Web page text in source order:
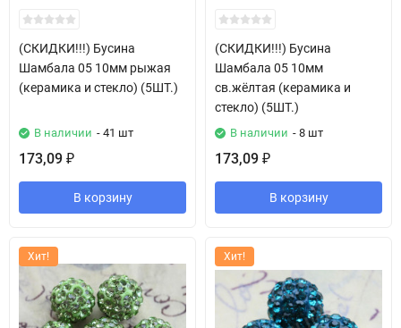
(СКИДКИ!!!) Бусина
Шамбала 05 10мм рыжая
(керамика и стекло) (5ШТ.)
В наличии - 41 шт
173,09 ₽
В корзину
(СКИДКИ!!!) Бусина
Шамбала 05 10мм
св.жёлтая (керамика и
стекло) (5ШТ.)
В наличии - 8 шт
173,09 ₽
В корзину
Хит! Хит!